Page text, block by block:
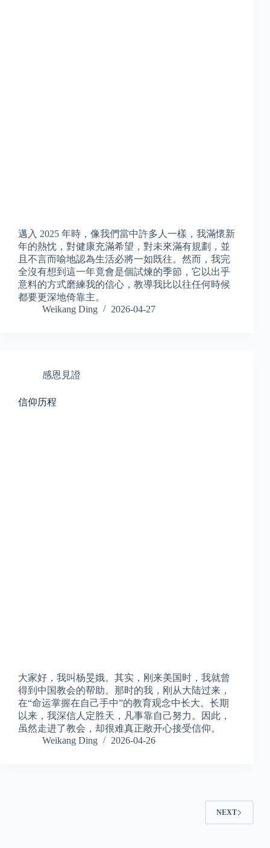
邁入 2025 年時，像我們當中許多人一樣，我滿懷新
年的熱忱，對健康充滿希望，對未來滿有規劃，並
且不言而喻地認為生活必將一如既往。然而，我完
全沒有想到這一年竟會是個試煉的季節，它以出乎
意料的方式磨練我的信心，教導我比以往任何時候
都要更深地倚靠主。
Weikang Ding
2026-04-27
感恩見證
信仰历程
大家好，我叫杨旻娥。其实，刚来美国时，我就曾
得到中国教会的帮助。那时的我，刚从大陆过来，
在“命运掌握在自己手中”的教育观念中长大。长期
以来，我深信人定胜天，凡事靠自己努力。因此，
虽然走进了教会，却很难真正敞开心接受信仰。
Weikang Ding
2026-04-26
NEXT